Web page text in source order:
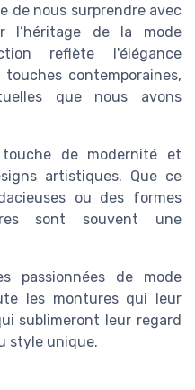
de nous surprendre avec
l’héritage de la mode
reflète l'élégance
contemporaines,
que nous avons
de modernité et
artistiques. Que ce
ou des formes
sont souvent une
passionnées de mode
les montures qui leur
sublimeront leur regard
style unique.